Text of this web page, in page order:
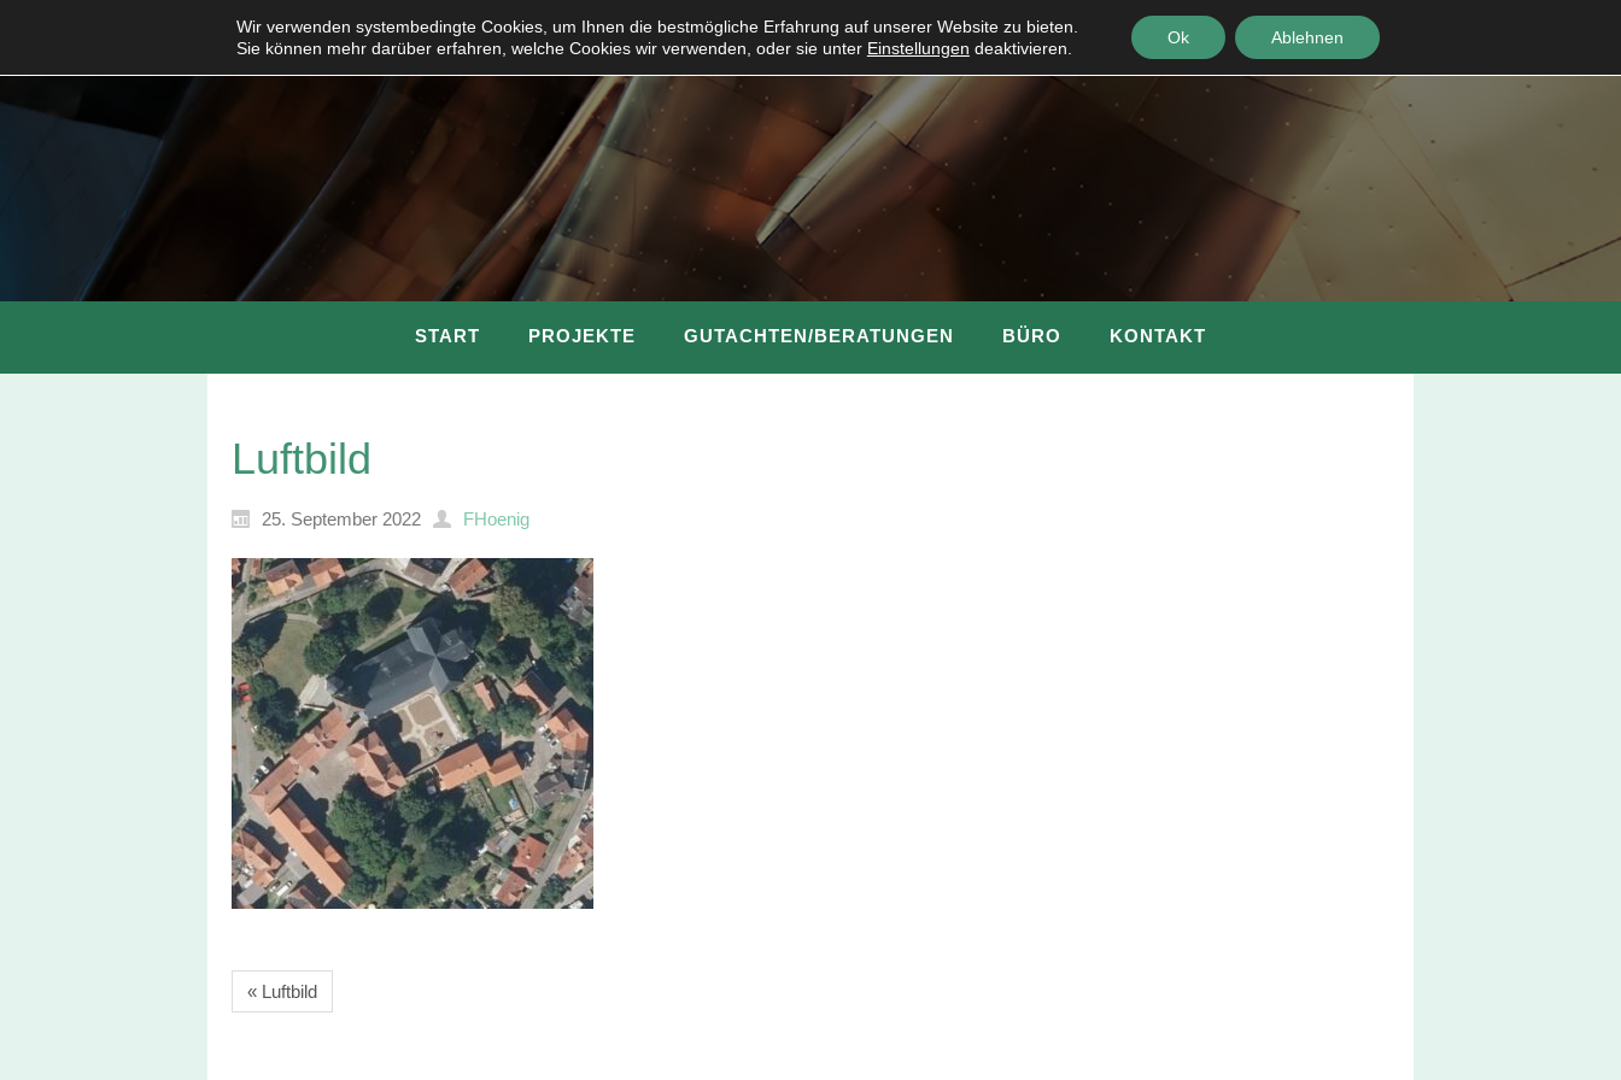
START PROJEKTE GUTACHTEN/BERATUNGEN BÜRO KONTAKT
Luftbild
25. September 2022 FHoenig
« Luftbild
Wir verwenden systembedingte Cookies, um Ihnen die bestmögliche Erfahrung auf unserer Website zu bieten.
Sie können mehr darüber erfahren, welche Cookies wir verwenden, oder sie unter Einstellungen deaktivieren.
Ok Ablehnen